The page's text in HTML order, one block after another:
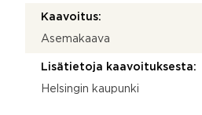
Kaavoitus:
Asemakaava
Lisätietoja kaavoituksesta:
Helsingin kaupunki